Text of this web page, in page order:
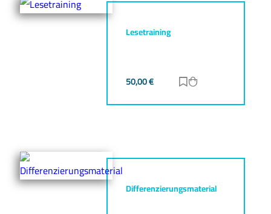
Lesetraining
50,00€ Zur Merkliste
Differenzierungsmaterial